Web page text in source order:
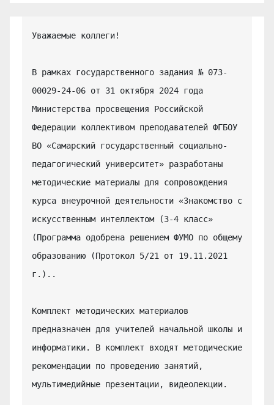
Уважаемые коллеги!
В рамках государственного задания № 073-
00029-24-06 от 31 октября 2024 года
Министерства просвещения Российской
Федерации коллективом преподавателей ФГБОУ
ВО «Самарский государственный социально-
педагогический университет» разработаны
методические материалы для сопровождения
курса внеурочной деятельности «Знакомство с
искусственным интеллектом (3-4 класс»
(Программа одобрена решением ФУМО по общему
образованию (Протокол 5/21 от 19.11.2021
г.)..
Комплект методических материалов
предназначен для учителей начальной школы и
информатики. В комплект входят методические
рекомендации по проведению занятий,
мультимедийные презентации, видеолекции.